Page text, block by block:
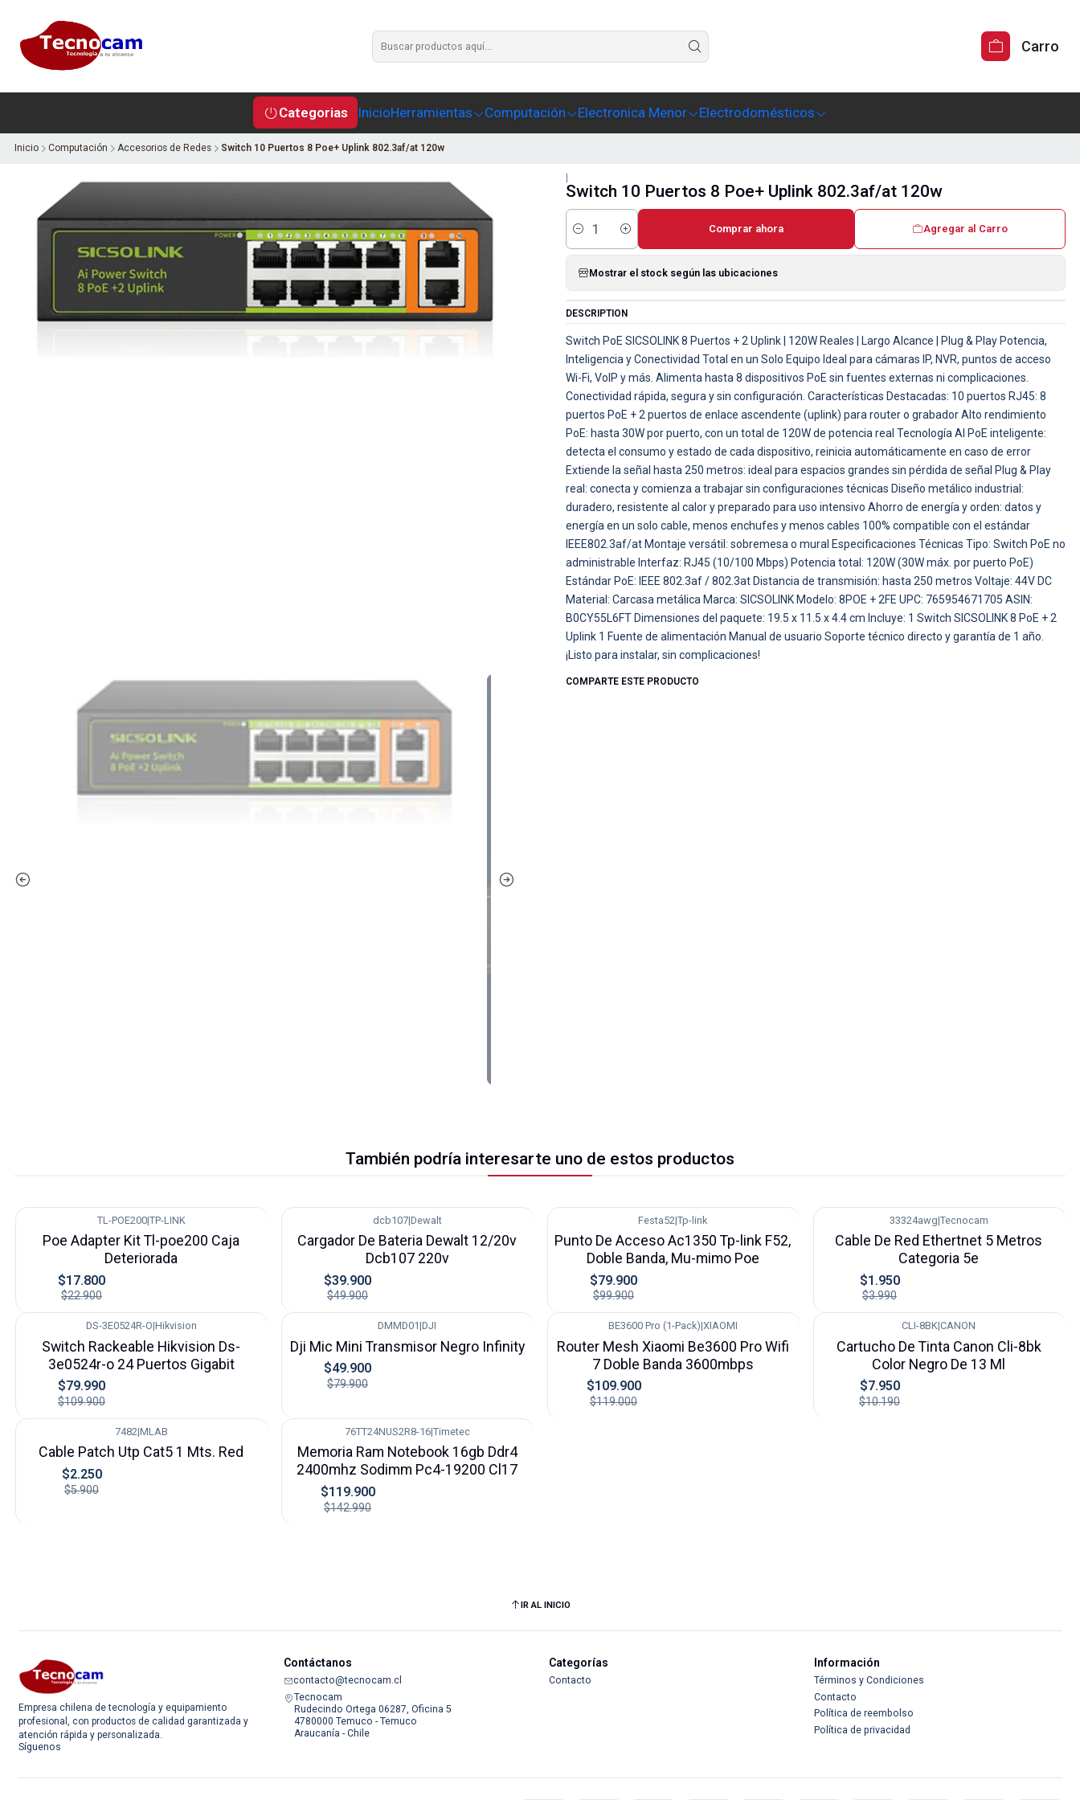
Carro
Categorias InicioHerramientas Computación Electronica Menor Electrodomésticos
Inicio Computación Accesorios de Redes Switch 10 Puertos 8 Poe+ Uplink 802.3af/at 120w
Switch 10 Puertos 8 Poe+ Uplink 802.3af/at 120w
Cantidad
Agregar al Carro
Comprar ahora
Mostrar el stock según las ubicaciones
DESCRIPTION
Switch PoE SICSOLINK 8 Puertos + 2 Uplink | 120W Reales | Largo Alcance | Plug & Play Potencia,
Inteligencia y Conectividad Total en un Solo Equipo Ideal para cámaras IP, NVR, puntos de acceso
Wi-Fi, VoIP y más. Alimenta hasta 8 dispositivos PoE sin fuentes externas ni complicaciones.
Conectividad rápida, segura y sin configuración. Características Destacadas: 10 puertos RJ45: 8
puertos PoE + 2 puertos de enlace ascendente (uplink) para router o grabador Alto rendimiento
PoE: hasta 30W por puerto, con un total de 120W de potencia real Tecnología AI PoE inteligente:
detecta el consumo y estado de cada dispositivo, reinicia automáticamente en caso de error
Extiende la señal hasta 250 metros: ideal para espacios grandes sin pérdida de señal Plug & Play
real: conecta y comienza a trabajar sin configuraciones técnicas Diseño metálico industrial:
duradero, resistente al calor y preparado para uso intensivo Ahorro de energía y orden: datos y
energía en un solo cable, menos enchufes y menos cables 100% compatible con el estándar
IEEE802.3af/at Montaje versátil: sobremesa o mural Especificaciones Técnicas Tipo: Switch PoE no
administrable Interfaz: RJ45 (10/100 Mbps) Potencia total: 120W (30W máx. por puerto PoE)
Estándar PoE: IEEE 802.3af / 802.3at Distancia de transmisión: hasta 250 metros Voltaje: 44V DC
Material: Carcasa metálica Marca: SICSOLINK Modelo: 8POE + 2FE UPC: 765954671705 ASIN:
B0CY55L6FT Dimensiones del paquete: 19.5 x 11.5 x 4.4 cm Incluye: 1 Switch SICSOLINK 8 PoE + 2
Uplink 1 Fuente de alimentación Manual de usuario Soporte técnico directo y garantía de 1 año.
¡Listo para instalar, sin complicaciones!
COMPARTE ESTE PRODUCTO
También podría interesarte uno de estos productos
TL-POE200|TP-LINK
Poe Adapter Kit Tl-poe200 Caja
Deteriorada
$17.800
$22.900
dcb107|Dewalt
Cargador De Bateria Dewalt 12/20v
Dcb107 220v
$39.900
$49.900
Festa52|Tp-link
Punto De Acceso Ac1350 Tp-link F52,
Doble Banda, Mu-mimo Poe
$79.900
$99.900
33324awg|Tecnocam
Cable De Red Ethertnet 5 Metros
Categoria 5e
$1.950
$3.990
DS-3E0524R-O|Hikvision
Switch Rackeable Hikvision Ds-
3e0524r-o 24 Puertos Gigabit
$79.990
$109.900
DMMD01|DJI
Dji Mic Mini Transmisor Negro Infinity
$49.900
$79.900
BE3600 Pro (1-Pack)|XIAOMI
Router Mesh Xiaomi Be3600 Pro Wifi
7 Doble Banda 3600mbps
$109.900
$119.000
CLI-8BK|CANON
Cartucho De Tinta Canon Cli-8bk
Color Negro De 13 Ml
$7.950
$10.190
7482|MLAB
Cable Patch Utp Cat5 1 Mts. Red
$2.250
$5.900
76TT24NUS2R8-16|Timetec
Memoria Ram Notebook 16gb Ddr4
2400mhz Sodimm Pc4-19200 Cl17
$119.900
$142.990
IR AL INICIO
Empresa chilena de tecnología y equipamiento
profesional, con productos de calidad garantizada y
atención rápida y personalizada.
Síguenos
Contáctanos
contacto@tecnocam.cl
Tecnocam
Rudecindo Ortega 06287, Oficina 5
4780000 Temuco - Temuco
Araucanía - Chile
Categorías
Contacto
Información
Términos y Condiciones
Contacto
Política de reembolso
Política de privacidad